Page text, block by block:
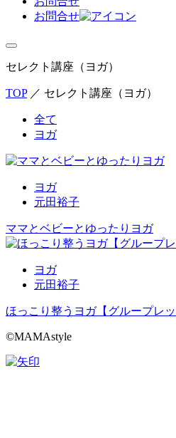
お問合せ
セレクト講座（ヨガ）
TOP ／ セレクト講座（ヨガ）
全て
ヨガ
ヨガ
元田裕子
ママとベビーとゆったりヨガ
ヨガ
元田裕子
ほっこり整うヨガ【グループレッ
©MAMAstyle